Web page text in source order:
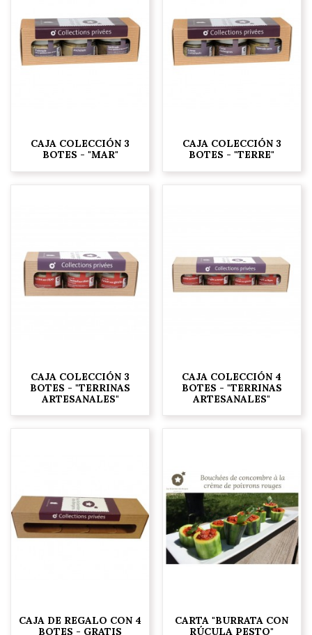
CAJA COLECCIÓN 3
BOTES - "MAR"
CAJA COLECCIÓN 3
BOTES - "TERRE"
CAJA COLECCIÓN 3
BOTES - "TERRINAS
ARTESANALES"
CAJA COLECCIÓN 4
BOTES - "TERRINAS
ARTESANALES"
CAJA DE REGALO CON 4
BOTES - GRATIS
CARTA "BURRATA CON
RÚCULA PESTO"